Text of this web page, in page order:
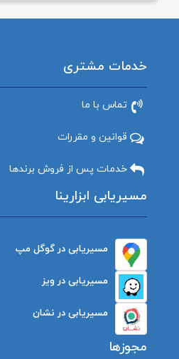
خدمات مشتری
تماس با ما
قوانین و مقررات
خدمات پس از فروش برندها
مسیریابی ابزارینا
مسیریابی در گوگل مپ
مسیریابی در ویز
مسیریابی در نشان
مجوزها